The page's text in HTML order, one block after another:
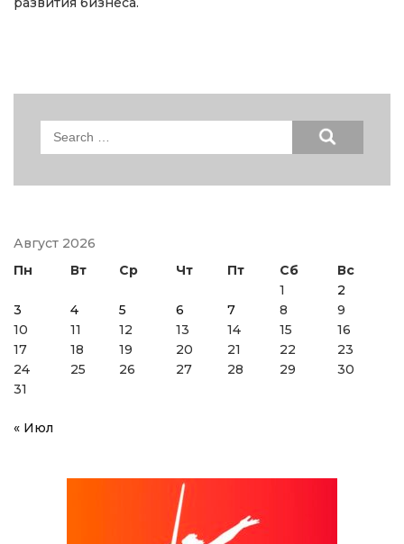
Search
Август 2026
Пн
Вт Ср Чт Пт Сб
Вс
1
2
3
4 5 6 7 8
9
10
11 12 13 14 15
16
17
18 19 20 21 22
23
24
25 26 27 28 29
30
31
« Июл